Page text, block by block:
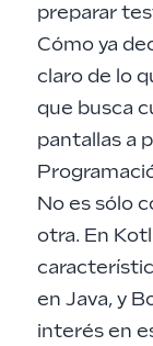
preparar
Cómo ya
claro de lo
que busca
pantallas a
No es sólo
otra. En
en Java, y
interés en